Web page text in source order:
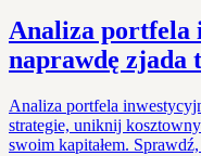
Analiza portfela
naprawdę zjada
Analiza portfela
strategie, uniknij
swoim kapitałem.